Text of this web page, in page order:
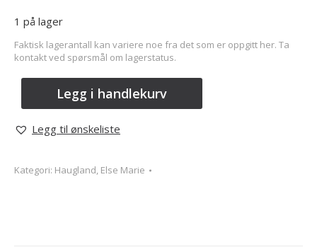
1 på lager
Faktisk lagerantall kan variere noe fra det som er oppgitt her. Ta
kontakt ved spørsmål om lagerstatus.
Legg i handlekurv
Legg til ønskeliste
Kategori: Haugland, Else Marie